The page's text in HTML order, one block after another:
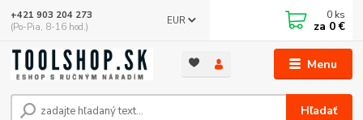
Menu
EUR
Hľadať
+421 903 204 273
(Po-Pia, 8-16 hod.)
0 ks
za 0 €